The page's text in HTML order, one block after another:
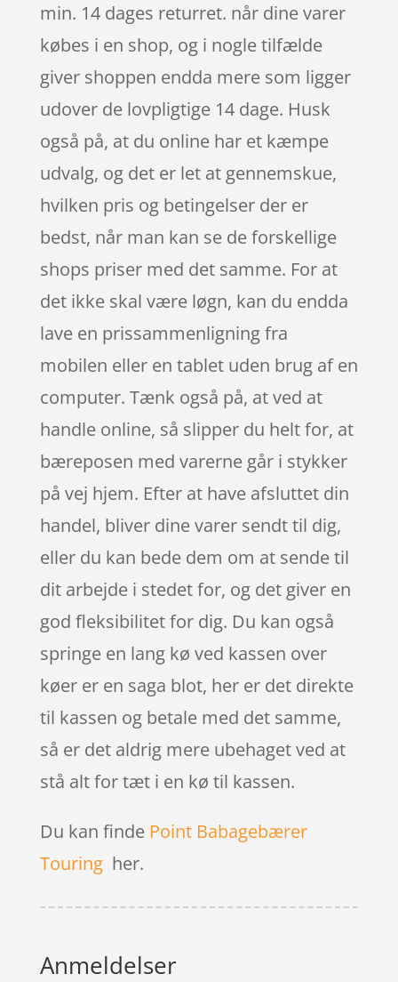
min. 14 dages returret. når dine varer
købes i en shop, og i nogle tilfælde
giver shoppen endda mere som ligger
udover de lovpligtige 14 dage. Husk
også på, at du online har et kæmpe
udvalg, og det er let at gennemskue,
hvilken pris og betingelser der er
bedst, når man kan se de forskellige
shops priser med det samme. For at
det ikke skal være løgn, kan du endda
lave en prissammenligning fra
mobilen eller en tablet uden brug af en
computer. Tænk også på, at ved at
handle online, så slipper du helt for, at
bæreposen med varerne går i stykker
på vej hjem. Efter at have afsluttet din
handel, bliver dine varer sendt til dig,
eller du kan bede dem om at sende til
dit arbejde i stedet for, og det giver en
god fleksibilitet for dig. Du kan også
springe en lang kø ved kassen over
køer er en saga blot, her er det direkte
til kassen og betale med det samme,
så er det aldrig mere ubehaget ved at
stå alt for tæt i en kø til kassen.
Du kan finde Point Babagebærer
Touringher.
Anmeldelser